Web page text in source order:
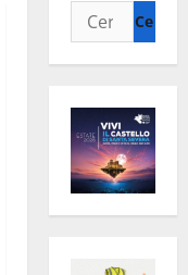
Ricerca
per: